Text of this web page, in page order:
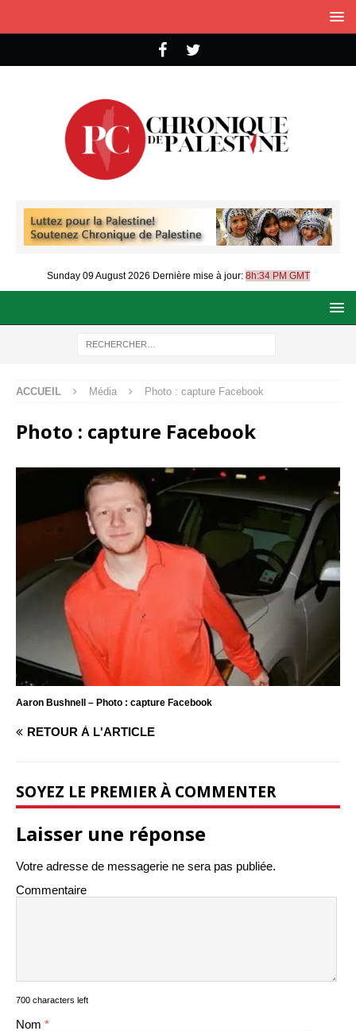
Sunday 09 August 2026 Dernière mise à jour: 8h:34 PM GMT
ACCUEIL Média Photo : capture Facebook
Photo : capture Facebook
Aaron Bushnell – Photo : capture Facebook
RETOUR À L'ARTICLE
SOYEZ LE PREMIER À COMMENTER
Laisser une réponse
Votre adresse de messagerie ne sera pas publiée.
Commentaire
700 characters left
Nom *